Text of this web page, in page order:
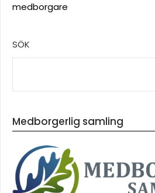
medborgare
SÖK
Medborgerlig samling